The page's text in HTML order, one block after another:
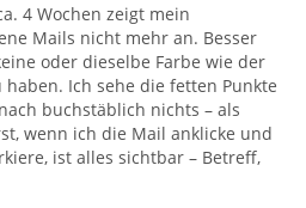
4 Wochen zeigt mein
Mails nicht mehr an. Besser
oder dieselbe Farbe wie der
Ich sehe die fetten Punkte
buchstäblich nichts – als
wenn ich die Mail anklicke und
ist alles sichtbar – Betreff,